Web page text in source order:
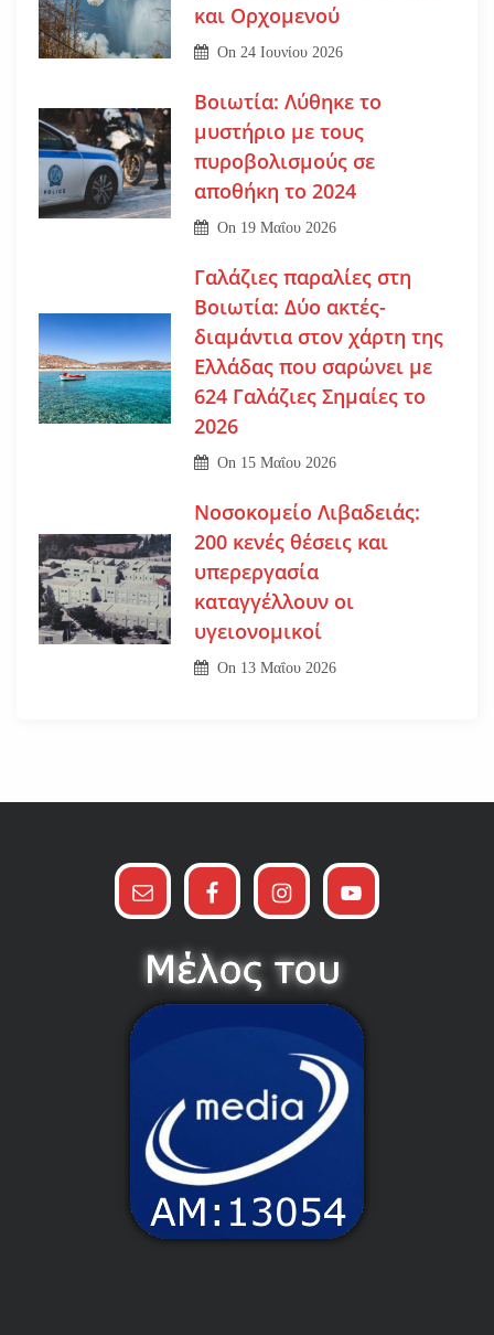
και Ορχομενού
On 24 Ιουνίου 2026
Βοιωτία: Λύθηκε το
μυστήριο με τους
πυροβολισμούς σε
αποθήκη το 2024
On 19 Μαΐου 2026
Γαλάζιες παραλίες στη
Βοιωτία: Δύο ακτές-
διαμάντια στον χάρτη της
Ελλάδας που σαρώνει με
624 Γαλάζιες Σημαίες το
2026
On 15 Μαΐου 2026
Νοσοκομείο Λιβαδειάς:
200 κενές θέσεις και
υπερεργασία
καταγγέλλουν οι
υγειονομικοί
On 13 Μαΐου 2026